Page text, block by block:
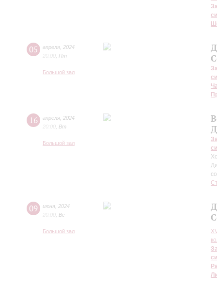
05 апреля 2024
20:00 Пт
Большой зал
16 апреля 2024
20:00 Вт
Большой зал
09 июня 2024
20:00 Вс
Большой зал